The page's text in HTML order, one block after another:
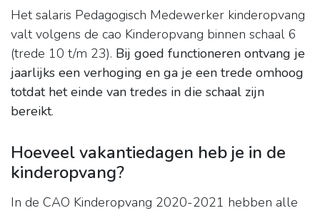
Het salaris Pedagogisch Medewerker kinderopvang
valt volgens de cao Kinderopvang binnen schaal 6
(trede 10 t/m 23). Bij goed functioneren ontvang je
jaarlijks een verhoging en ga je een trede omhoog
totdat het einde van tredes in die schaal zijn
bereikt.
Hoeveel vakantiedagen heb je in de
kinderopvang?
In de CAO Kinderopvang 2020-2021 hebben alle